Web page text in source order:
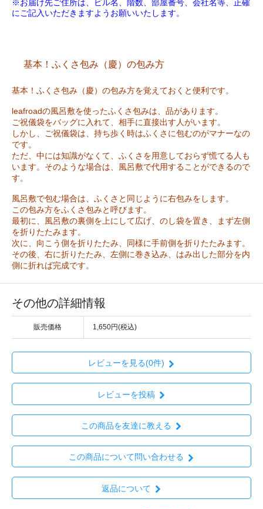
※お届け先ご住所は、ビル名、階数、部屋番号、会社名等、正確
にご記入いただきますようお願いいたします。
基本！ふくさ包み（慶）の包み方
基本！ふくさ包み（慶）の包み方を覚えておくと便利です。
leafroadの風呂敷を使ったふくさ包みは、品があります。
ご祝儀袋をバッグに入れて、相手に直接出す人がいます。
しかし、ご祝儀袋は、持ち歩く時はふくさに包むのがマナーなの
です。
ただ、中には知識がなくて、ふくさを用意しておらず慌てる人も
います。そのような場合は、風呂敷で代用することができるので
す。
風呂敷で包む場合は、ふくさと同じように右包みをします。
この包み方をふくさ包みと呼びます。
最初に、風呂敷の裏側を上にして広げ、のし袋を置き、まず左側
を折りたたみます。
次に、向こう側を折りたたみ、同様に手前側を折りたたみます。
その後、右に折りたたみ、左側に巻き込み、はみ出した部分を内
側に折れば完成です。
その他の詳細情報
販売価格 1,650円(税込)
レビューを見る(0件)
レビューを投稿
この商品を友達に教える
この商品について問い合わせる
返品について